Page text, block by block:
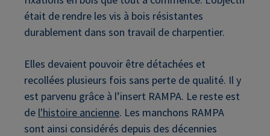
était de rendre les vis à bois résistantes
durablement dans son travail de charpentier.
Elles devaient pouvoir être détachées et
recollées plusieurs fois sans perte de qualité. Il y
est parvenu grâce à l’insert RAMPA. Le reste est
de l'histoire ancienne. Les manchons RAMPA
sont ainsi considérés depuis des décennies